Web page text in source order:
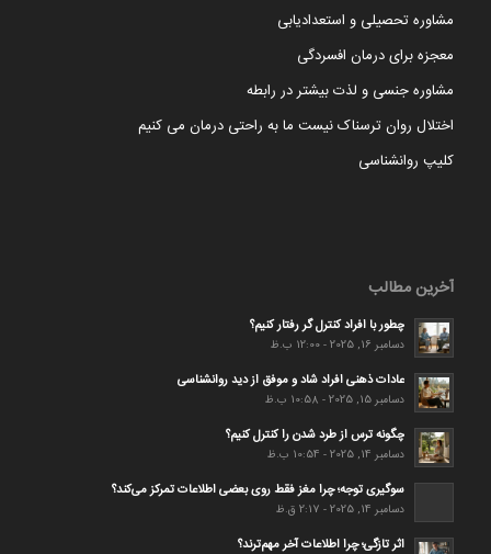
مشاوره تحصیلی و استعدادیابی
معجزه برای درمان افسردگی
مشاوره جنسی و لذت بیشتر در رابطه
اختلال روان ترسناک نیست ما به راحتی درمان می کنیم
کلیپ روانشناسی
آخرین مطالب
چطور با افراد کنترل گر رفتار کنیم؟
دسامبر 16, 2025 - 12:00 ب.ظ
عادات ذهنی افراد شاد و موفق از دید روانشناسی
دسامبر 15, 2025 - 10:58 ب.ظ
چگونه ترس از طرد شدن را کنترل کنیم؟
دسامبر 14, 2025 - 10:54 ب.ظ
سوگیری توجه؛ چرا مغز فقط روی بعضی اطلاعات تمرکز می‌کند؟
دسامبر 14, 2025 - 2:17 ق.ظ
اثر تازگی؛ چرا اطلاعات آخر مهم‌ترند؟